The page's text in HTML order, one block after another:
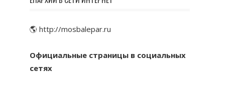
🌎 http://mosbalepar.ru
Официальные страницы в социальных
сетях